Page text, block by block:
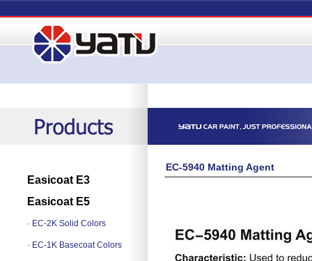
Easicoat E3
Easicoat E5
· EC-2K Solid Colors
· EC-1K Basecoat Colors
EC-5940 Matting Agent